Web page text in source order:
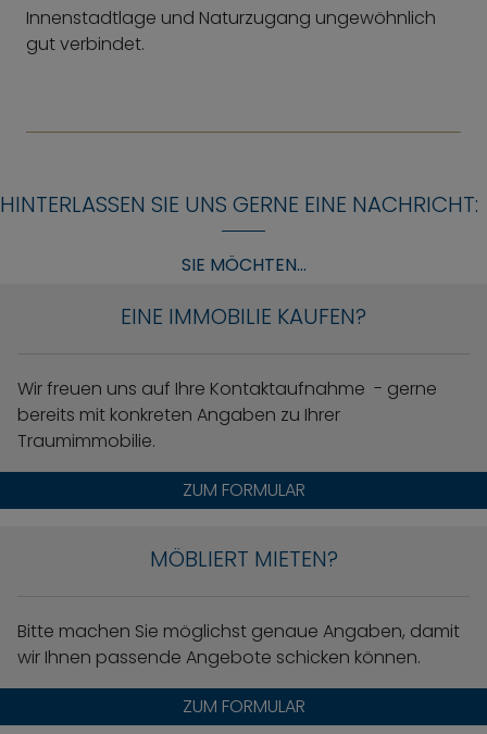
Innenstadtlage und Naturzugang ungewöhnlich
gut verbindet.
HINTERLASSEN SIE UNS GERNE EINE NACHRICHT:
SIE MÖCHTEN...
EINE IMMOBILIE KAUFEN?
Wir freuen uns auf Ihre Kontaktaufnahme - gerne
bereits mit konkreten Angaben zu Ihrer
Traumimmobilie.
ZUM FORMULAR
MÖBLIERT MIETEN?
Bitte machen Sie möglichst genaue Angaben, damit
wir Ihnen passende Angebote schicken können.
ZUM FORMULAR